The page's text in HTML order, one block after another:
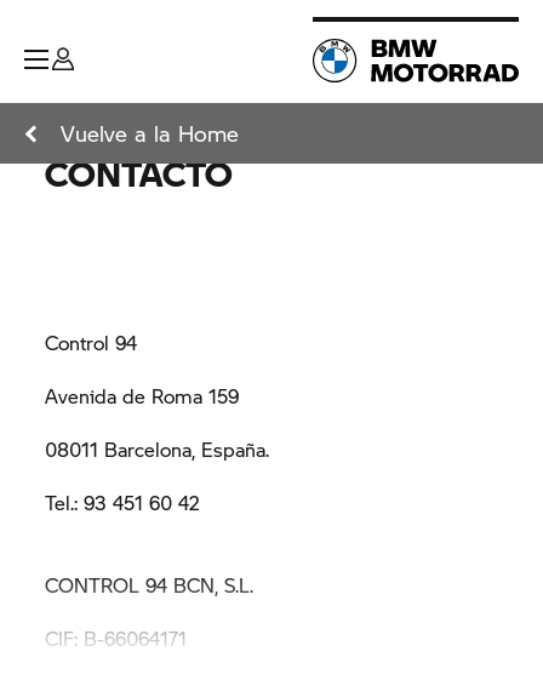
Vuelve a la Home
CONTACTO
Control 94
Avenida de Roma 159
08011 Barcelona, España.
Tel.: 93 451 60 42
CONTROL 94 BCN, S.L.
CIF: B-66064171